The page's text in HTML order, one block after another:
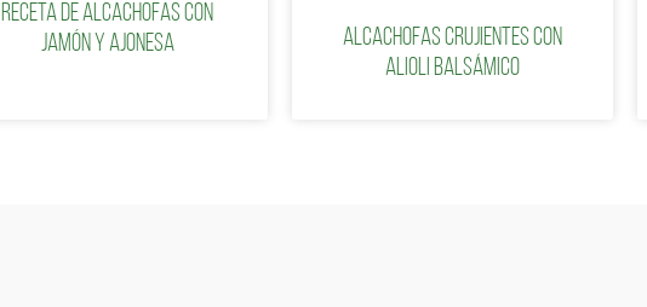
Receta de alcachofas con
jamón y ajonesa
Alcachofas crujientes con
Alioli balsámico